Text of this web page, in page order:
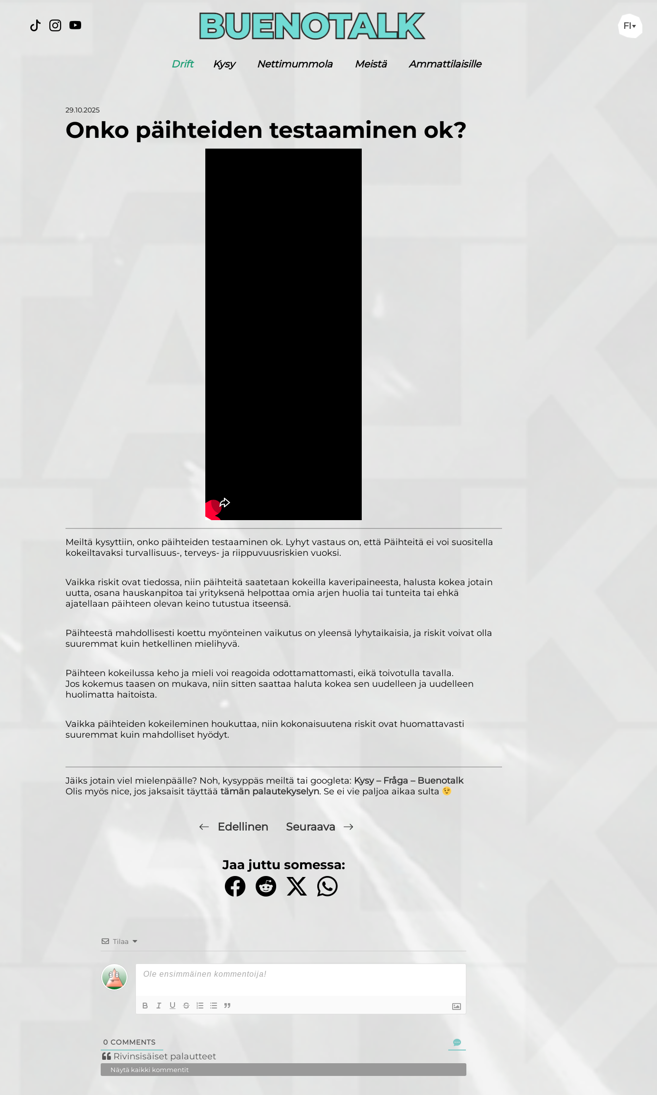
FI
Drift Kysy Nettimummola Meistä Ammattilaisille
29.10.2025
Onko päihteiden testaaminen ok?
Meiltä kysyttiin, onko päihteiden testaaminen ok. Lyhyt vastaus on, että Päihteitä ei voi suositella
kokeiltavaksi turvallisuus-, terveys- ja riippuvuusriskien vuoksi.
Vaikka riskit ovat tiedossa, niin päihteitä saatetaan kokeilla kaveripaineesta, halusta kokea jotain
uutta, osana hauskanpitoa tai yrityksenä helpottaa omia arjen huolia tai tunteita tai ehkä
ajatellaan päihteen olevan keino tutustua itseensä.
Päihteestä mahdollisesti koettu myönteinen vaikutus on yleensä lyhytaikaisia, ja riskit voivat olla
suuremmat kuin hetkellinen mielihyvä.
Päihteen kokeilussa keho ja mieli voi reagoida odottamattomasti, eikä toivotulla tavalla.
Jos kokemus taasen on mukava, niin sitten saattaa haluta kokea sen uudelleen ja uudelleen
huolimatta haitoista.
Vaikka päihteiden kokeileminen houkuttaa, niin kokonaisuutena riskit ovat huomattavasti
suuremmat kuin mahdolliset hyödyt.
Jäiks jotain viel mielenpäälle? Noh, kysyppäs meiltä tai googleta: Kysy – Fråga – Buenotalk
Olis myös nice, jos jaksaisit täyttää tämän palautekyselyn. Se ei vie paljoa aikaa sulta
Edellinen Seuraava
Jaa juttu somessa:
Tilaa
0 COMMENTS
Rivinsisäiset palautteet
Näytä kaikki kommentit